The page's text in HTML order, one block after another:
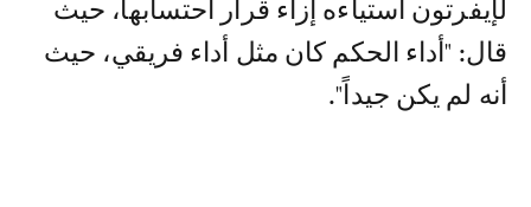
لإيفرتون استياءه إزاء قرار احتسابها، حيث
قال: "أداء الحكم كان مثل أداء فريقي، حيث
أنه لم يكن جيداً".